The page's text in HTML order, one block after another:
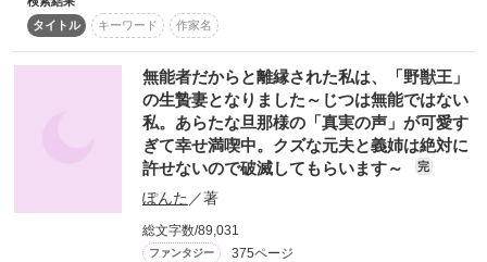
＊＊＊＊＊＊＊
フレンチレストラン
クールブロン新入社員
花崎　優莉　22歳
フレンチレストラン
クールブロン社長
大好きな人には婚約者がいる
それでもあなたのことが好き
叶わなくてもいい
……と思っていたんだけど
想い人といきなり婚約&同棲
不破咲花（ふわさいか）27歳
タイトル
キーワード 作家名
無能者だからと離縁された私は、「野獣王」
の生贄妻となりました～じつは無能ではない
私。あらたな旦那様の「真実の声」が可愛す
ぎて幸せ満喫中。クズな元夫と義姉は絶対に
許せないので破滅してもらいます～
完
ぽんた ／著
総文字数/89,031
ファンタジー 375ページ